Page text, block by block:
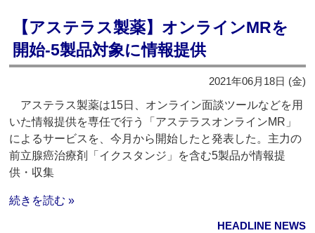
【アステラス製薬】オンラインMRを
開始‐5製品対象に情報提供
2021年06月18日 (金)
アステラス製薬は15日、オンライン面談ツールなどを用
いた情報提供を専任で行う「アステラスオンラインMR」
によるサービスを、今月から開始したと発表した。主力の
前立腺癌治療剤「イクスタンジ」を含む5製品が情報提
供・収集
続きを読む »
HEADLINE NEWS